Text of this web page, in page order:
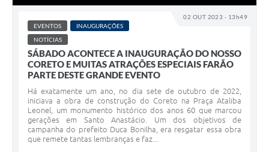
02 OUT 2023 - 13h49
EVENTOS
INAUGURAÇÕES
NOTÍCIAS
SÁBADO ACONTECE A INAUGURAÇÃO DO NOSSO
CORETO E MUITAS ATRAÇÕES ESPECIAIS FARÃO
PARTE DESTE GRANDE EVENTO
Há exatamente um ano, no dia sete de outubro de 2022,
iniciava a obra de construção do Coreto na Praça Ataliba
Leonel, um monumento histórico dos anos 60 que marcou
gerações em Santo Anastácio. Um dos objetivos de
campanha do prefeito Duca Bonilha, era resgatar essa obra
que remete tantas lembranças e faz...